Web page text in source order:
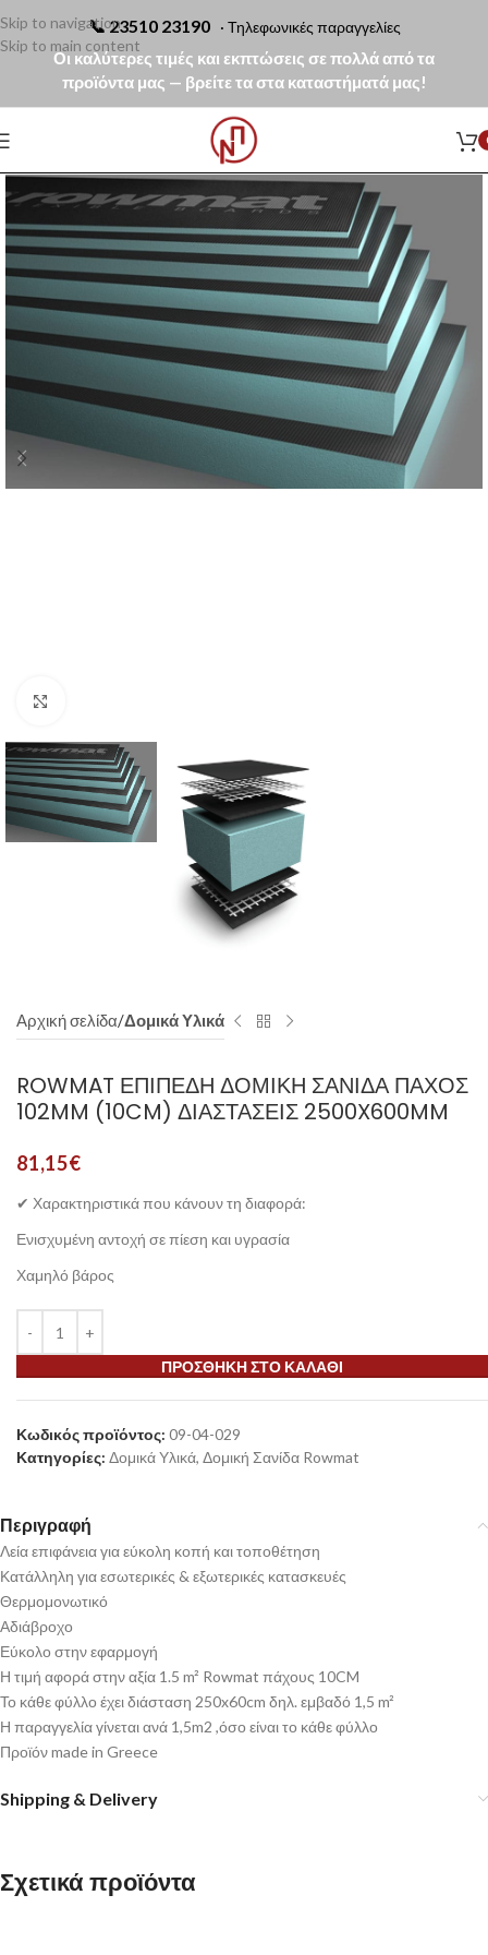
📞23510 23190 · Τηλεφωνικές παραγγελίες
Οι καλύτερες τιμές και εκπτώσεις σε πολλά από τα
προϊόντα μας — βρείτε τα στα καταστήματά μας!
Skip to navigation
Skip to main content
Αρχική σελίδα Δομικά Υλικά
ROWMAT ΕΠΊΠΕΔΗ ΔΟΜΙΚΉ ΣΑΝΊΔΑ ΠΆΧΟΣ
102MM (10CM) ΔΙΑΣΤΆΣΕΙΣ 2500X600MM
81,15€
✔ Χαρακτηριστικά που κάνουν τη διαφορά:
Ενισχυμένη αντοχή σε πίεση και υγρασία
Χαμηλό βάρος
ΠΡΟΣΘΉΚΗ ΣΤΟ ΚΑΛΆΘΙ
Κωδικός προϊόντος: 09-04-029
Κατηγορίες: Δομικά Υλικά, Δομική Σανίδα Rowmat
Περιγραφή
Λεία επιφάνεια για εύκολη κοπή και τοποθέτηση
Κατάλληλη για εσωτερικές & εξωτερικές κατασκευές
Θερμομονωτικό
Αδιάβροχο
Εύκολο στην εφαρμογή
Η τιμή αφορά στην αξία 1.5 m² Rowmat πάχους 10CM
Το κάθε φύλλο έχει διάσταση 250x60cm δηλ. εμβαδό 1,5 m²
Η παραγγελία γίνεται ανά 1,5m2 ,όσο είναι το κάθε φύλλο
Προϊόν made in Greece
Shipping & Delivery
Σχετικά προϊόντα